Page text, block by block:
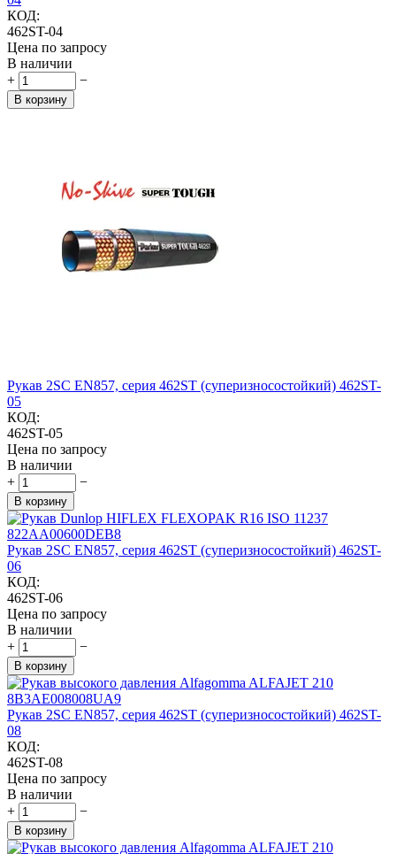
КОД:
462ST-04
Цена по запросу
В наличии
+
−
В корзину
Рукав 2SC EN857, серия 462ST (суперизносостойкий) 462ST-
05
КОД:
462ST-05
Цена по запросу
В наличии
+
−
В корзину
Рукав 2SC EN857, серия 462ST (суперизносостойкий) 462ST-
06
КОД:
462ST-06
Цена по запросу
В наличии
+
−
В корзину
Рукав 2SC EN857, серия 462ST (суперизносостойкий) 462ST-
08
КОД:
462ST-08
Цена по запросу
В наличии
+
−
В корзину